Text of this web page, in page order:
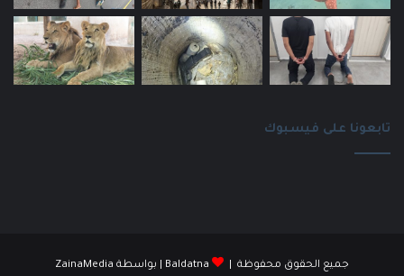
تابعونا على فيسبوك
جميع الحقوق محفوظة | Baldatna | بواسطة ZainaMedia